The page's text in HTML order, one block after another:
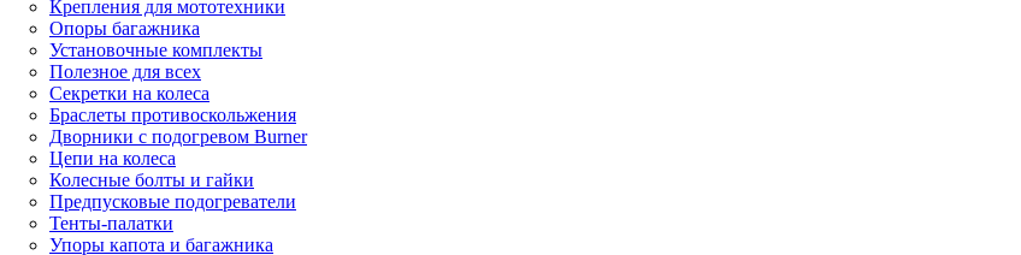
Крепления для мототехники
Опоры багажника
Установочные комплекты
Полезное для всех
Секретки на колеса
Браслеты противоскольжения
Дворники с подогревом Burner
Цепи на колеса
Колесные болты и гайки
Предпусковые подогреватели
Тенты-палатки
Упоры капота и багажника